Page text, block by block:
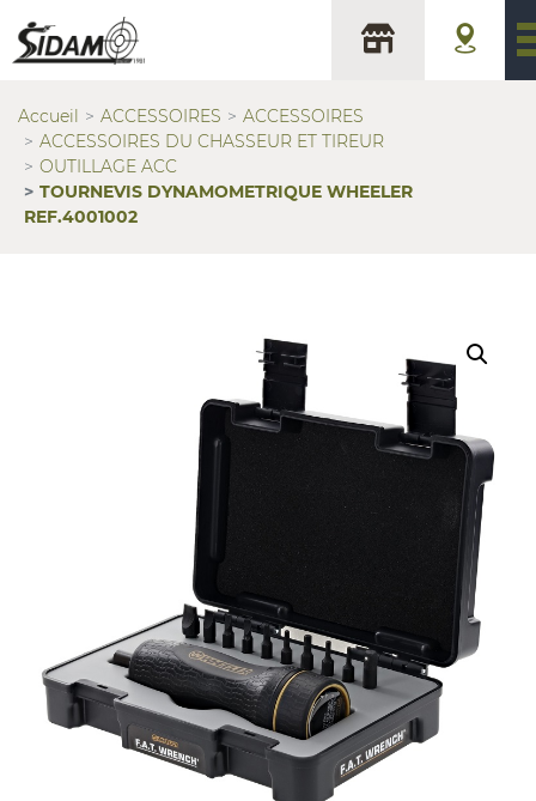
Accueil ACCESSOIRES
ACCESSOIRES
ACCESSOIRES DU CHASSEUR ET TIREUR
OUTILLAGE ACC
TOURNEVIS DYNAMOMETRIQUE WHEELER
REF.4001002